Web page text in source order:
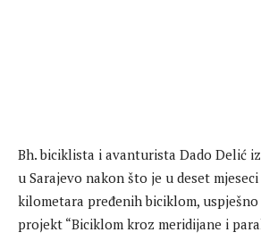
Bh. biciklista i avanturista Dado Delić
u Sarajevo nakon što je u deset
kilometara pređenih biciklom,
projekt “Biciklom kroz meridijane i